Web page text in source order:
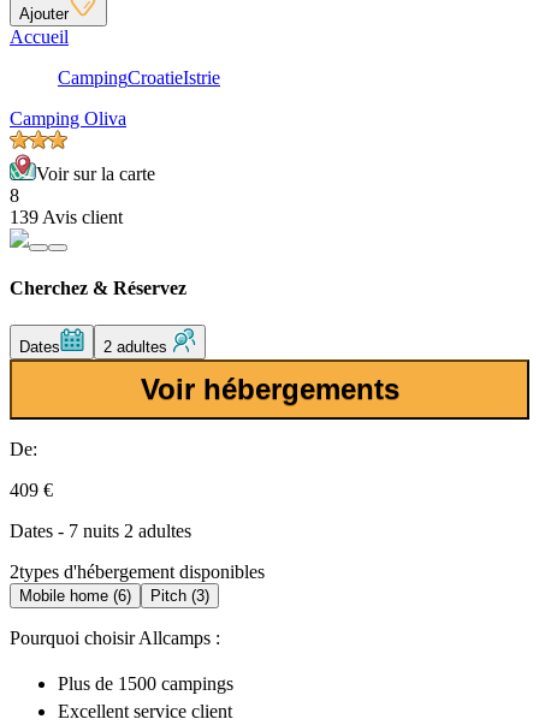
Ajouter
Accueil
CampingCroatieIstrie
Camping Oliva
Voir sur la carte
8
139 Avis client
Cherchez & Réservez
Dates 2 adultes
Voir hébergements
De:
409 €
Dates - 7 nuits 2 adultes
2types d'hébergement disponibles
Mobile home (6) Pitch (3)
Pourquoi choisir Allcamps :
Plus de 1500 campings
Excellent service client